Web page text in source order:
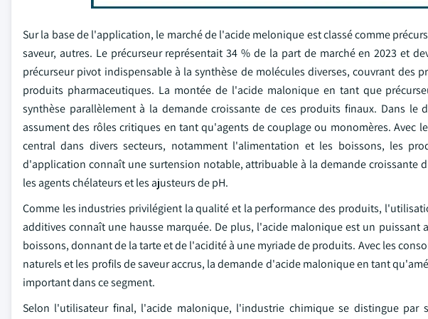
Sur la base de l'application, le marché de l'acide melonique est classé comme
saveur, autres. Le précurseur représentait 34 % de la part de marché en 2023 et
précurseur pivot indispensable à la synthèse de molécules diverses, couvrant des
produits pharmaceutiques. La montée de l'acide malonique en tant que
synthèse parallèlement à la demande croissante de ces produits finaux. Dans le
assument des rôles critiques en tant qu'agents de couplage ou monomères.
central dans divers secteurs, notamment l'alimentation et les boissons, les
d'application connaît une surtension notable, attribuable à la demande
les agents chélateurs et les ajusteurs de pH.
Comme les industries privilégient la qualité et la performance des produits,
additives connaît une hausse marquée. De plus, l'acide malonique est un puissant
boissons, donnant de la tarte et de l'acidité à une myriade de produits. Avec les
naturels et les profils de saveur accrus, la demande d'acide malonique en tant
important dans ce segment.
Selon l'utilisateur final, l'acide malonique, l'industrie chimique se distingue par